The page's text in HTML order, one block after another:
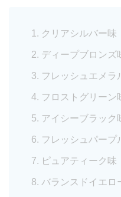
クリアシルバー味
ディープブロンズ
フレッシュエメラ
フロストグリーン
アイシーブラック
フレッシュパープ
ピュアティーク味
バランスドイエロ